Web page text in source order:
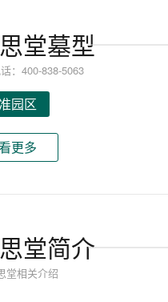
堂墓型
：400-838-5063
园区
更多
堂简介
堂相关介绍